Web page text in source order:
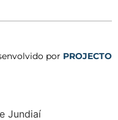
por PROJECTO
Jundiaí